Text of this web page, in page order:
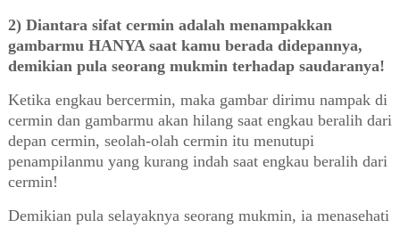
2) Diantara sifat cermin adalah menampakkan
gambarmu HANYA saat kamu berada didepannya,
demikian pula seorang mukmin terhadap saudaranya!
Ketika engkau bercermin, maka gambar dirimu nampak di
cermin dan gambarmu akan hilang saat engkau beralih dari
depan cermin, seolah-olah cermin itu menutupi
penampilanmu yang kurang indah saat engkau beralih dari
cermin!
Demikian pula selayaknya seorang mukmin, ia menasehati